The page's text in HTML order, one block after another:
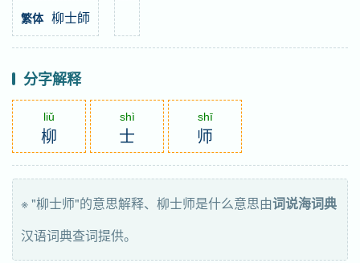
繁体 柳士師
分字解释
liǔ
柳
shì
士
shī
师
※ "柳士师"的意思解释、柳士师是什么意思由词说海词典
汉语词典查词提供。